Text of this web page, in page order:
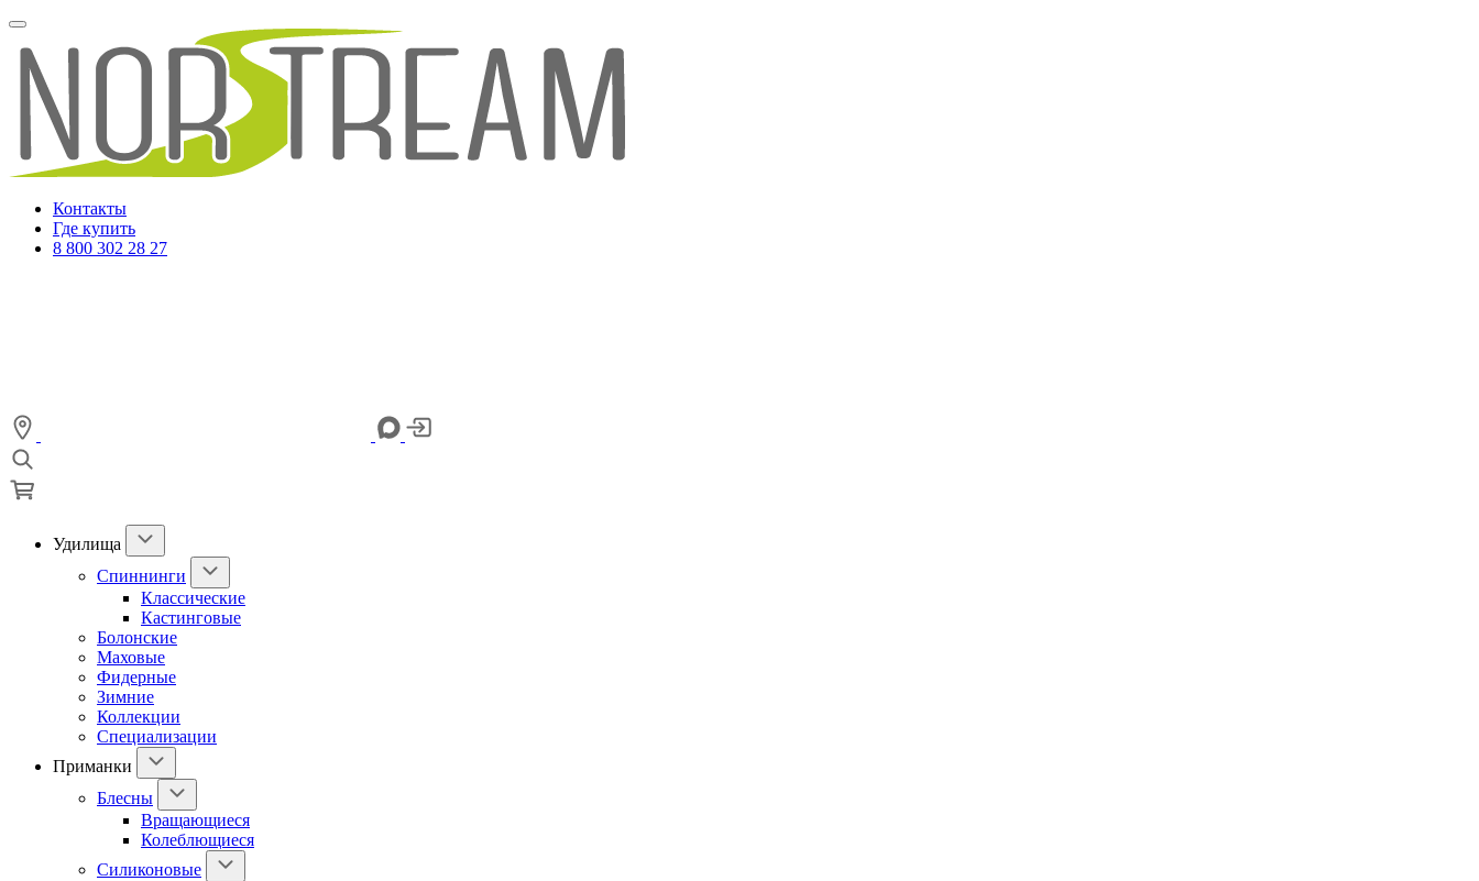
Контакты
Где купить
8 800 302 28 27
Удилища
Спиннинги
Классические
Кастинговые
Болонские
Маховые
Фидерные
Зимние
Коллекции
Специализации
Приманки
Блесны
Вращающиеся
Колеблющиеся
Силиконовые